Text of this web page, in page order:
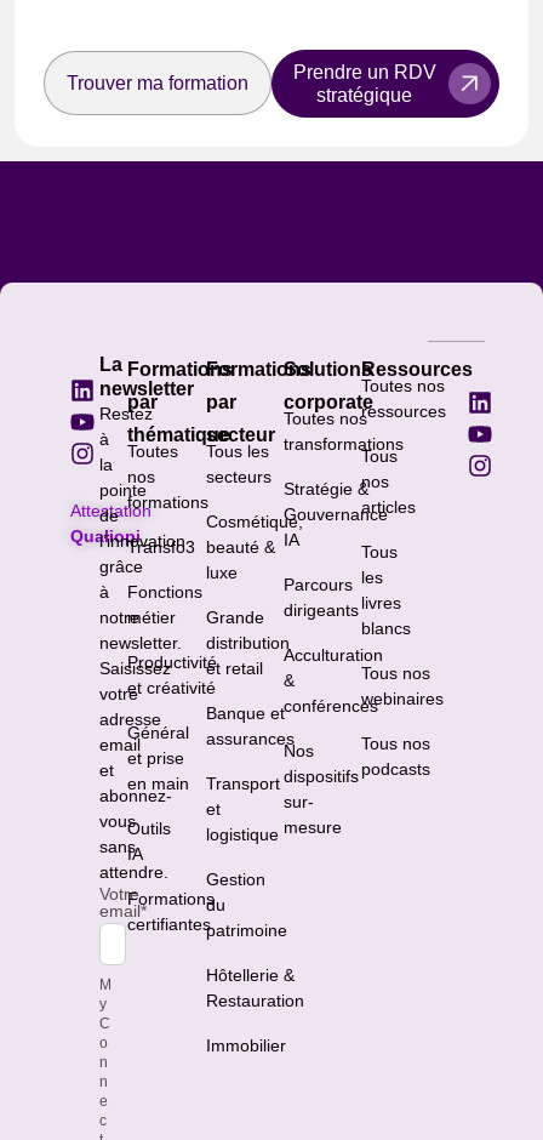
Trouver ma formation
Prendre un RDV
stratégique
Attestation
Qualiopi
La
newsletter
Restez
à
la
pointe
de
l’innovation
grâce
à
notre
newsletter.
Saisissez
votre
adresse
email
et
abonnez-
vous
sans
attendre.
Votre
email*
M
y
C
o
n
n
e
c
Formations
par
thématique
Toutes
nos
formations
Transfo3
Fonctions
métier
Productivité
et créativité
Général
et prise
en main
Outils
IA
Formations
certifiantes
Formations
par
secteur
Tous les
secteurs
Cosmétique,
beauté &
luxe
Grande
distribution
et retail
Banque et
assurances
Transport
et
logistique
Gestion
du
patrimoine
Hôtellerie &
Restauration
Immobilier
Solutions
corporate
Toutes nos
transformations
Stratégie &
Gouvernance
IA
Parcours
dirigeants
Acculturation
&
conférences
Nos
dispositifs
sur-
mesure
Ressources
Toutes nos
ressources
Tous
nos
articles
Tous
les
livres
blancs
Tous nos
webinaires
Tous nos
podcasts